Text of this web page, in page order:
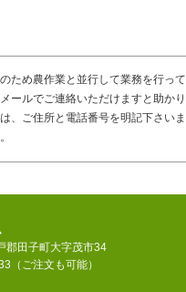
ため農作業と並行して業務を行って
ールでご連絡いただけますと助か
、ご住所と電話番号を明記下さい
郡田子町大字茂市34
（ご注文も可能）